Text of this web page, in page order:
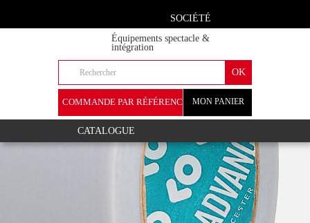
SOCIÉTÉ
Équipements spectacle &
intégration
MON PANIER
COMMANDE PAR RÉFÉRENCE
CATALOGUE